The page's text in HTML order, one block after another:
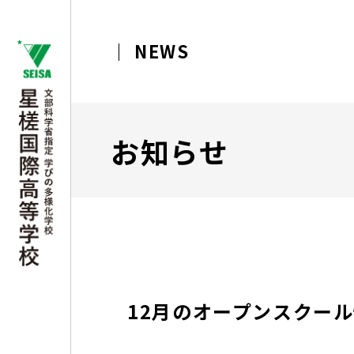
NEWS
お知らせ
12月のオープンスクー